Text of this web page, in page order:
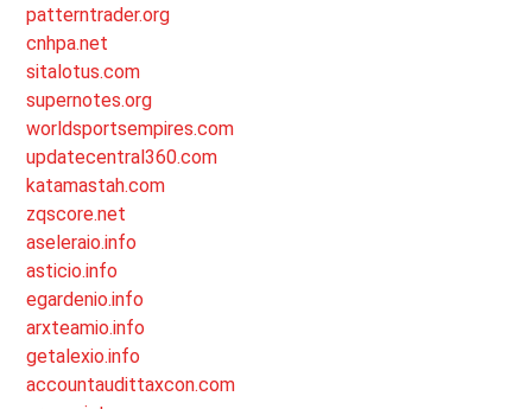
patterntrader.org
cnhpa.net
sitalotus.com
supernotes.org
worldsportsempires.com
updatecentral360.com
katamastah.com
zqscore.net
aseleraio.info
asticio.info
egardenio.info
arxteamio.info
getalexio.info
accountaudittaxcon.com